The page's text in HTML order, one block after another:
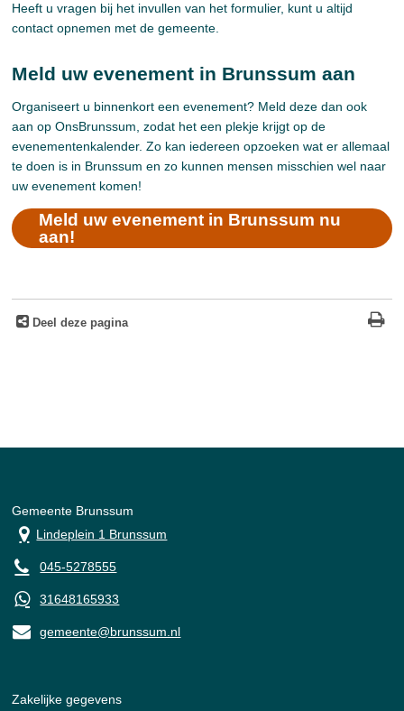
Heeft u vragen bij het invullen van het formulier, kunt u altijd
contact opnemen met de gemeente.
Meld uw evenement in Brunssum aan
Organiseert u binnenkort een evenement? Meld deze dan ook
aan op OnsBrunssum, zodat het een plekje krijgt op de
evenementenkalender. Zo kan iedereen opzoeken wat er allemaal
te doen is in Brunssum en zo kunnen mensen misschien wel naar
uw evenement komen!
Meld uw evenement in Brunssum nu
aan!
Deel deze pagina
Gemeente Brunssum
Lindeplein 1 Brunssum
045-5278555
31648165933
gemeente@brunssum.nl
Zakelijke gegevens